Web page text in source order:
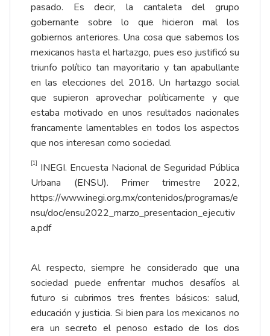
pasado. Es decir, la cantaleta del grupo
gobernante sobre lo que hicieron mal los
gobiernos anteriores. Una cosa que sabemos los
mexicanos hasta el hartazgo, pues eso justificó su
triunfo político tan mayoritario y tan apabullante
en las elecciones del 2018. Un hartazgo social
que supieron aprovechar políticamente y que
estaba motivado en unos resultados nacionales
francamente lamentables en todos los aspectos
que nos interesan como sociedad.
[1] INEGI. Encuesta Nacional de Seguridad Pública
Urbana (ENSU). Primer trimestre 2022,
https://www.inegi.org.mx/contenidos/programas/e
nsu/doc/ensu2022_marzo_presentacion_ejecutiv
a.pdf
Al respecto, siempre he considerado que una
sociedad puede enfrentar muchos desafíos al
futuro si cubrimos tres frentes básicos: salud,
educación y justicia. Si bien para los mexicanos no
era un secreto el penoso estado de los dos